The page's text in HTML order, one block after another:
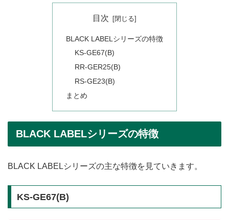
目次
BLACK LABELシリーズの特徴
KS-GE67(B)
RR-GER25(B)
RS-GE23(B)
まとめ
BLACK LABELシリーズの特徴
BLACK LABELシリーズの主な特徴を見ていきます。
KS-GE67(B)